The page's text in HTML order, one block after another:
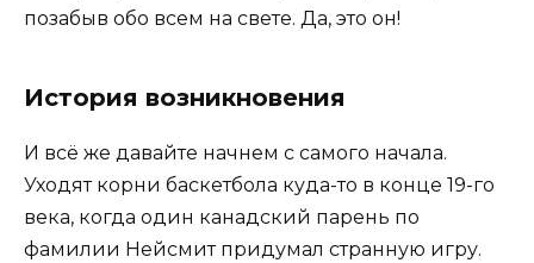
позабыв обо всем на свете. Да, это он!
История возникновения
И всё же давайте начнем с самого начала.
Уходят корни баскетбола куда-то в конце 19-го
века, когда один канадский парень по
фамилии Нейсмит придумал странную игру.